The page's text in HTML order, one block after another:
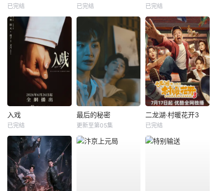
已完结 已完结 已完结
入戏
已完结
最后的秘密
更新至第05集
二龙湖·村暖花开3
已完结